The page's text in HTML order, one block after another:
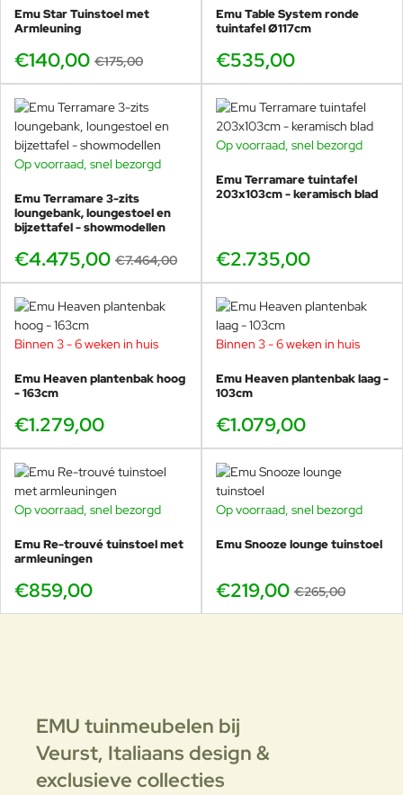
Emu Star Tuinstoel met
Armleuning
€140,00 €175,00
Emu Table System ronde
tuintafel Ø117cm
€535,00
BUNDELKORTING
-40%
Op voorraad, snel bezorgd
Emu Terramare 3-zits
loungebank, loungestoel en
bijzettafel - showmodellen
€4.475,00 €7.464,00
Op voorraad, snel bezorgd
Emu Terramare tuintafel
203x103cm - keramisch blad
€2.735,00
Binnen 3 - 6 weken in huis
Emu Heaven plantenbak hoog
- 163cm
€1.279,00
Binnen 3 - 6 weken in huis
Emu Heaven plantenbak laag -
103cm
€1.079,00
Op voorraad, snel bezorgd
Emu Re-trouvé tuinstoel met
armleuningen
€859,00
-17%
Op voorraad, snel bezorgd
Emu Snooze lounge tuinstoel
€219,00 €265,00
EMU tuinmeubelen bij
Veurst, Italiaans design &
exclusieve collecties